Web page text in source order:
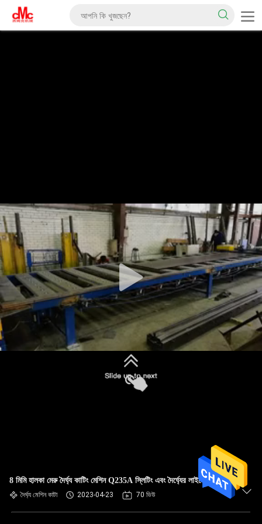
8 মিমি হালকা মেরু দৈর্ঘ্য কাটিং মেশিন Q235A স্লিটিং এবং দৈর্ঘ্যের লাইনে কাটা
দৈর্ঘ্য মেশিন কাটা 2023-04-23 70 ভিউ